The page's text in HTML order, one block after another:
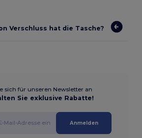
Verschluss hat die Tasche?
sich für unseren Newsletter an
Sie exklusive Rabatte!
Anmelden